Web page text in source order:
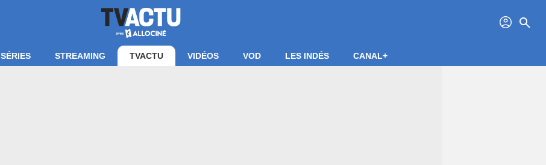
profil search
SÉRIES STREAMING TVACTU VIDÉOS VOD LES INDÉS CANAL+